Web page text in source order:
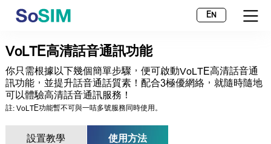
EN
VoLTE高清話音通訊功能
你只需根據以下幾個簡單步驟，便可啟動VoLTE高清話音通
訊功能，並提升話音通話質素！配合3極優網絡，就隨時隨地
可以體驗高清話音通訊服務！
註: VoLTE功能暫不可與一咭多號服務同時使用。
設置教學 使用方法